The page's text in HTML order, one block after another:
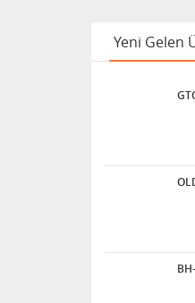
Yeni Gelen